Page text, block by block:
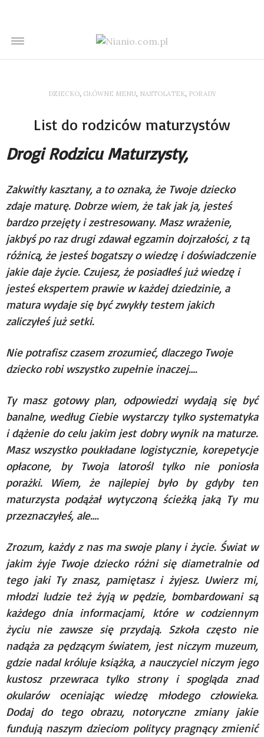
DZIECKO, GŁÓWNE MENU, NASTOLATEK, PORADY
List do rodziców maturzystów
Drogi Rodzicu Maturzysty,
Zakwitły kasztany, a to oznaka, że Twoje dziecko
zdaje maturę. Dobrze wiem, że tak jak ja, jesteś
bardzo przejęty i zestresowany. Masz wrażenie,
jakbyś po raz drugi zdawał egzamin dojrzałości, z tą
różnicą, że jesteś bogatszy o wiedzę i doświadczenie
jakie daje życie. Czujesz, że posiadłeś już wiedzę i
jesteś ekspertem prawie w każdej dziedzinie, a
matura wydaje się być zwykły testem jakich
zaliczyłeś już setki.
Nie potrafisz czasem zrozumieć, dlaczego Twoje
dziecko robi wszystko zupełnie inaczej….
Ty masz gotowy plan, odpowiedzi wydają się być
banalne, według Ciebie wystarczy tylko systematyka
i dążenie do celu jakim jest dobry wynik na maturze.
Masz wszystko poukładane logistycznie, korepetycje
opłacone, by Twoja latorośl tylko nie poniosła
porażki. Wiem, że najlepiej było by gdyby ten
maturzysta podążał wytyczoną ścieżką jaką Ty mu
przeznaczyłeś, ale….
Zrozum, każdy z nas ma swoje plany i życie. Świat w
jakim żyje Twoje dziecko różni się diametralnie od
tego jaki Ty znasz, pamiętasz i żyjesz. Uwierz mi,
młodzi ludzie też żyją w pędzie, bombardowani są
każdego dnia informacjami, które w codziennym
życiu nie zawsze się przydają. Szkoła często nie
nadąża za pędzącym światem, jest niczym muzeum,
gdzie nadal króluje książka, a nauczyciel niczym jego
kustosz przewraca tylko strony i spogląda znad
okularów oceniając wiedzę młodego człowieka.
Dodaj do tego obrazu, notoryczne zmiany jakie
fundują naszym dzieciom politycy pragnący zmienić